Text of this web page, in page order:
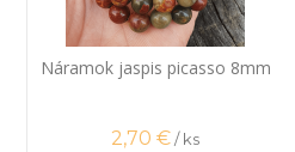
Náramok jaspis picasso 8mm
2,70 €/ ks